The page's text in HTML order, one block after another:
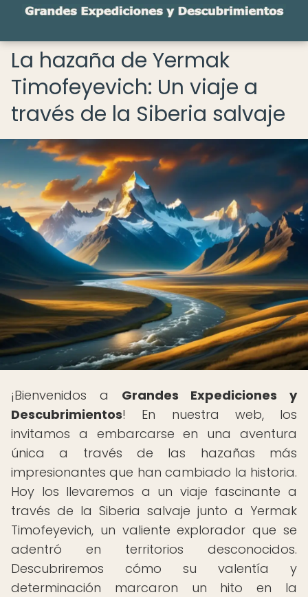
La hazaña de Yermak
Timofeyevich: Un viaje a
través de la Siberia salvaje
¡Bienvenidos a Grandes Expediciones y
Descubrimientos! En nuestra web, los
invitamos a embarcarse en una aventura
única a través de las hazañas más
impresionantes que han cambiado la historia.
Hoy los llevaremos a un viaje fascinante a
través de la Siberia salvaje junto a Yermak
Timofeyevich, un valiente explorador que se
adentró en territorios desconocidos.
Descubriremos cómo su valentía y
determinación marcaron un hito en la